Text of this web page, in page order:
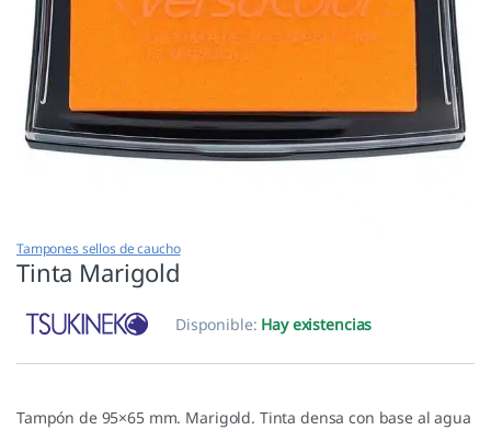
Tampones sellos de caucho
Tinta Marigold
Disponible: Hay existencias
Tampón de 95×65 mm. Marigold. Tinta densa con base al agua